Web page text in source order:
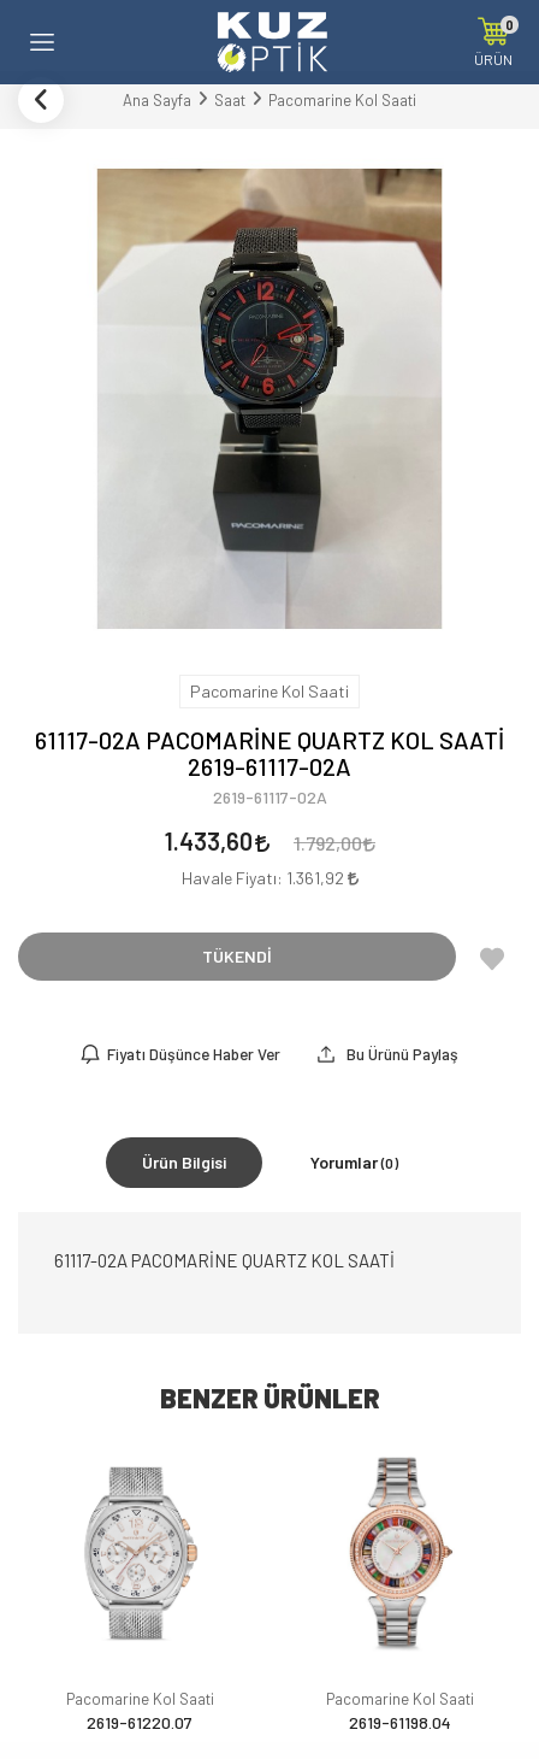
0
ÜRÜN
Ana Sayfa Saat Pacomarine Kol Saati
Pacomarine Kol Saati
61117-02A PACOMARİNE QUARTZ KOL SAATİ
2619-61117-02A
2619-61117-02A
1.433,60 1.792,00
Havale Fiyatı: 1.361,92
TÜKENDİ
Fiyatı Düşünce Haber Ver Bu Ürünü Paylaş
Ürün Bilgisi Yorumlar(0)
61117-02A PACOMARİNE QUARTZ KOL SAATİ
BENZER ÜRÜNLER
Pacomarine Kol Saati
2619-61220.07
Pacomarine Kol Saati
2619-61198.04